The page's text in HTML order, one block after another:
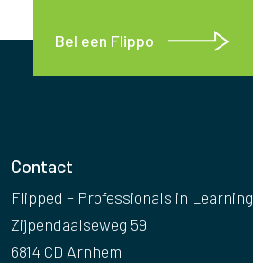
Contact
Flipped – Professionals in Learning
Zijpendaalseweg 59
6814 CD Arnhem
Bel een Flippo